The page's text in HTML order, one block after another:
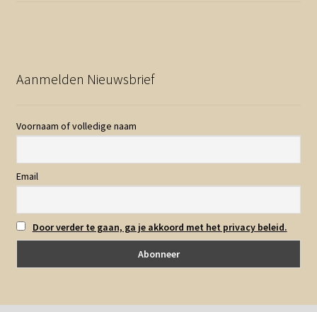
Aanmelden Nieuwsbrief
Voornaam of volledige naam
Email
Door verder te gaan, ga je akkoord met het privacy beleid.